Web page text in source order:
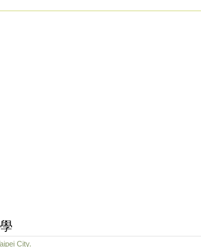
City.